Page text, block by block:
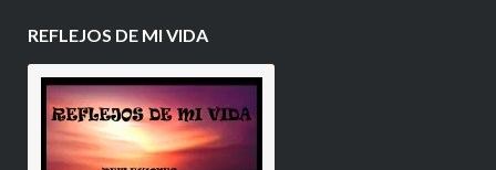
REFLEJOS DE MI VIDA